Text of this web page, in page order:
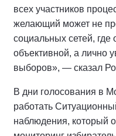
всех участников
желающий может не
социальных сетей, где
объективной, а лично
выборов», — сказал
В дни голосования в
работать
наблюдения, который